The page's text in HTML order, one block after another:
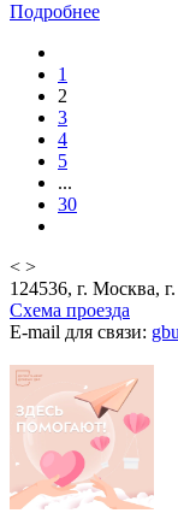
Подробнее
1
2
3
4
5
...
30
< >
124536, г. Москва,
Схема проезда
E-mail для связи: